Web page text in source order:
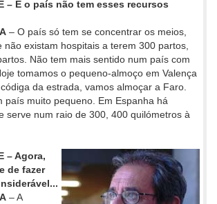
– E o país não tem esses recursos
– O país só tem se concentrar os meios,
não existam hospitais a terem 300 partos,
Não tem mais sentido num país com
tomamos o pequeno-almoço em Valença
da estrada, vamos almoçar a Faro.
país muito pequeno. Em Espanha há
serve num raio de 300, 400 quilómetros à
– Agora,
de fazer
– A